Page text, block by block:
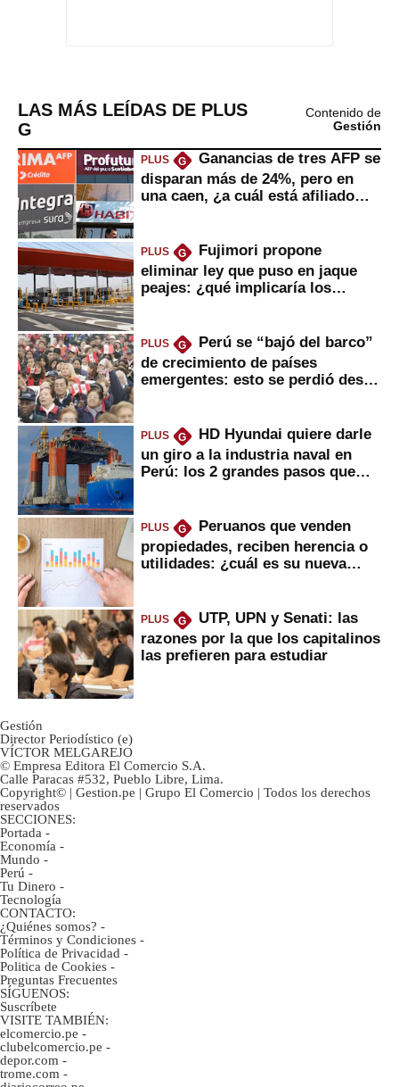
LAS MÁS LEÍDAS DE PLUS
G
Contenido de
Gestión
PLUS G
Ganancias de tres AFP se
disparan más de 24%, pero en
una caen, ¿a cuál está afiliado
PLUS G
Fujimori propone
eliminar ley que puso en jaque
peajes: ¿qué implicaría los
PLUS G
Perú se “bajó del barco”
de crecimiento de países
emergentes: esto se perdió desde
PLUS G
HD Hyundai quiere darle
un giro a la industria naval en
Perú: los 2 grandes pasos que
PLUS G
Peruanos que venden
propiedades, reciben herencia o
utilidades: ¿cuál es su nueva
PLUS G
UTP, UPN y Senati: las
razones por la que los capitalinos
las prefieren para estudiar
Gestión
Director Periodístico (e)
VÍCTOR MELGAREJO
© Empresa Editora El Comercio S.A.
Calle Paracas #532, Pueblo Libre, Lima.
Copyright© | Gestion.pe | Grupo El Comercio | Todos los derechos
reservados
SECCIONES:
Portada -
Economía -
Mundo -
Perú -
Tu Dinero -
Tecnología
CONTACTO:
¿Quiénes somos? -
Términos y Condiciones -
Política de Privacidad -
Politica de Cookies -
Preguntas Frecuentes
SÍGUENOS:
Suscríbete
VISITE TAMBIÉN:
elcomercio.pe -
clubelcomercio.pe -
depor.com -
trome.com -